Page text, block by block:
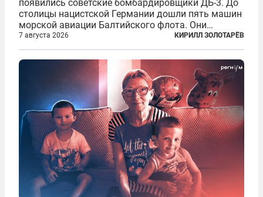
появились советские бомбардировщики ДБ-3. До
столицы нацистской Германии дошли пять машин
морской авиации Балтийского флота. Они
сбросили бомбы на город, который в тот момент
жил в полной уверенности, что война идет где-то
далеко на востоке, Красная...
7 августа 2026 КИРИЛЛ ЗОЛОТАРЁВ